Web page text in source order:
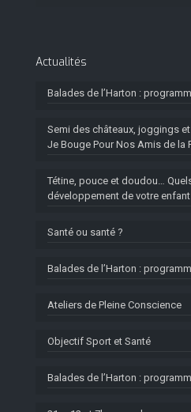
Actualités
Balades de l’Harton :
Semi des châteaux, joggings
Je Bouge Pour Nos Amis de la
Tétine, pouce et doudou…
développement de votre enfant
Santé ou santé ?
Balades de l’Harton :
Ateliers de Pleine Conscience
Objectif Sport et Santé
Balades de l’Harton :